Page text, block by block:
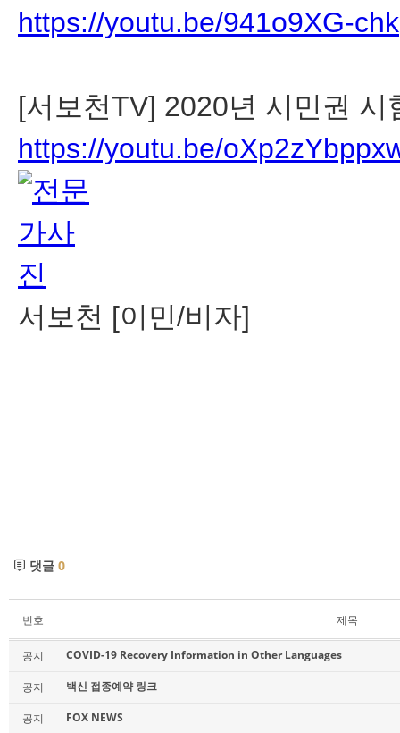
https://youtu.be/941o9XG-chk
[서보천TV] 2020년 시민권
https://youtu.be/
서보천 [이민/비자]
댓글 0
번호 제목
공지 COVID-19 Recovery Information in Other Languages
공지 백신 접종예약 링크
공지 FOX NEWS